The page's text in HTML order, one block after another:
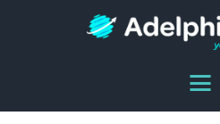
AGENZIA